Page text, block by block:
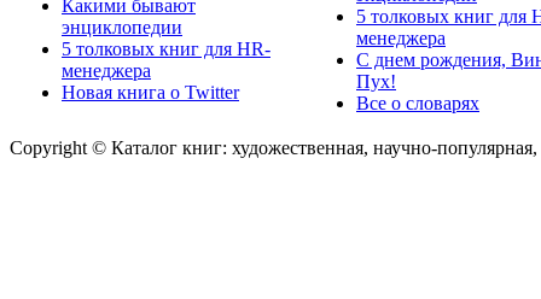
Какими бывают
энциклопедии
5 толковых книг для HR-
менеджера
Новая книга о Twitter
5 толковых книг для
менеджера
С днем рождения,
Пух!
Все о словарях
Copyright © Каталог книг: художественная, научно-